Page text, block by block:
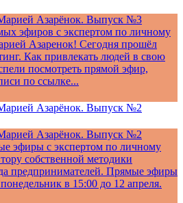
Азарёнок. Выпуск №3
эфиров с экспертом по личному
Азаренок! Сегодня прошёл
Как привлекать людей в свою
посмотреть прямой эфир,
по ссылке...
Азарёнок. Выпуск №2
Азарёнок. Выпуск №2
эфиры с экспертом по личному
собственной методики
предпринимателей. Прямые эфиры
в 15:00 до 12 апреля.